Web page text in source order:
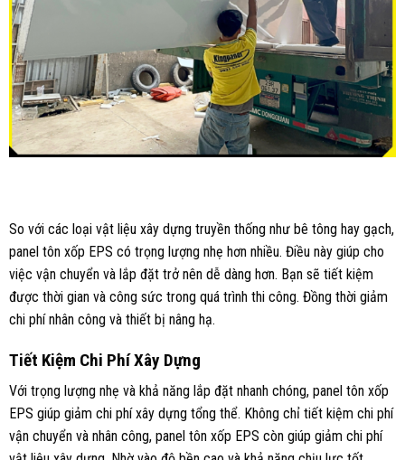
So với các loại vật liệu xây dựng truyền thống như bê tông hay gạch,
panel tôn xốp EPS có trọng lượng nhẹ hơn nhiều. Điều này giúp cho
việc vận chuyển và lắp đặt trở nên dễ dàng hơn. Bạn sẽ tiết kiệm
được thời gian và công sức trong quá trình thi công. Đồng thời giảm
chi phí nhân công và thiết bị nâng hạ.
Tiết Kiệm Chi Phí Xây Dựng
Với trọng lượng nhẹ và khả năng lắp đặt nhanh chóng, panel tôn xốp
EPS giúp giảm chi phí xây dựng tổng thể. Không chỉ tiết kiệm chi phí
vận chuyển và nhân công, panel tôn xốp EPS còn giúp giảm chi phí